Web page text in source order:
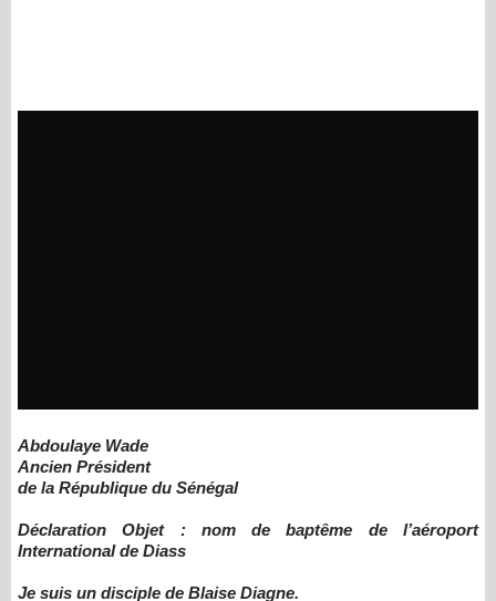
Abdoulaye Wade
Ancien Président
de la République du Sénégal
Déclaration Objet : nom de baptême de l’aéroport
International de Diass
Je suis un disciple de Blaise Diagne.